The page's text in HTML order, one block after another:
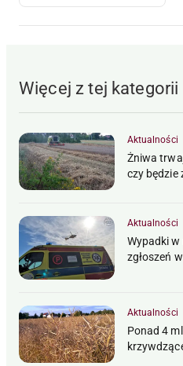
Więcej z tej kategorii
Aktualności
Żniwa
czy będzie
Aktualności
Wypadki
zgłoszeń
Aktualności
Ponad 4